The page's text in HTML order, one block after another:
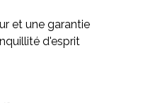
et une garantie
d'esprit